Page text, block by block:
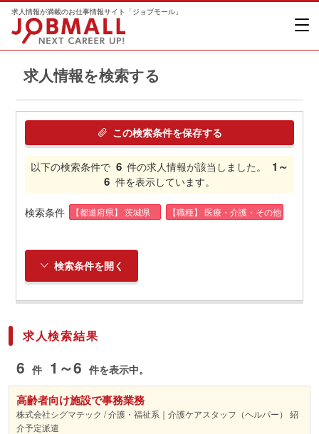
求人情報が満載のお仕事情報サイト「ジョブモール」
求人情報を検索する
この検索条件を保存する
以下の検索条件で 6 件の求人情報が該当しました。
1～
6 件を表示しています。
検索条件 【都道府県】 茨城県 【職種】 医療・介護・その他
検索条件を開く
求人検索結果
6 件 1～6 件を表示中。
高齢者向け施設で事務業務
株式会社シグマテック / 介護・福祉系｜介護ケアスタッフ（ヘルパー） 紹
介予定派遣